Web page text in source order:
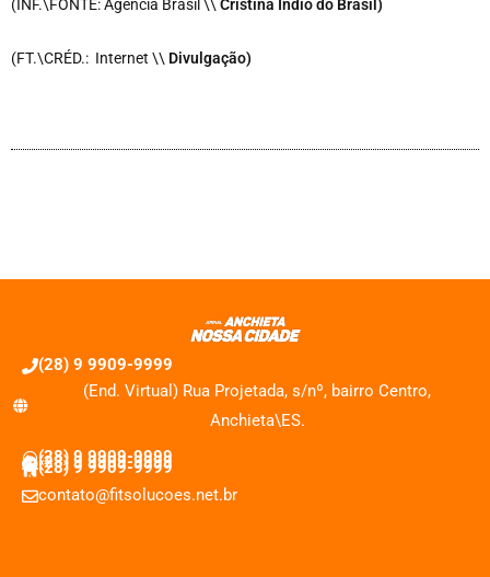
(INF.\FONTE: Agência Brasil \\ Cristina Índio do Brasil)
(FT.\CRÉD.: Internet \\ Divulgação)
(28) 9 9909-9999
(End. Virtual) Rua Projetada, s/nº, bairro Centro,
Anchieta\ES.
(28) 9 9909-9999
(28) 9 9909-9999
(28) 9 9909-9999
contato@fitsolucoes.net.br